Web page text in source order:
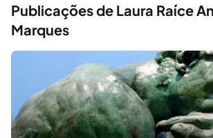
Publicações de Laura Raíce
Marques